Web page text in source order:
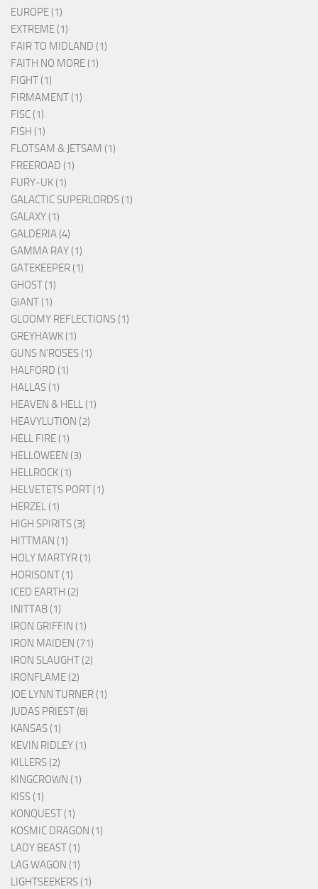
EUROPE (1)
EXTREME (1)
FAIR TO MIDLAND (1)
FAITH NO MORE (1)
FIGHT (1)
FIRMAMENT (1)
FISC (1)
FISH (1)
FLOTSAM & JETSAM (1)
FREEROAD (1)
FURY-UK (1)
GALACTIC SUPERLORDS (1)
GALAXY (1)
GALDERIA (4)
GAMMA RAY (1)
GATEKEEPER (1)
GHOST (1)
GIANT (1)
GLOOMY REFLECTIONS (1)
GREYHAWK (1)
GUNS N'ROSES (1)
HALFORD (1)
HALLAS (1)
HEAVEN & HELL (1)
HEAVYLUTION (2)
HELL FIRE (1)
HELLOWEEN (3)
HELLROCK (1)
HELVETETS PORT (1)
HERZEL (1)
HIGH SPIRITS (3)
HITTMAN (1)
HOLY MARTYR (1)
HORISONT (1)
ICED EARTH (2)
INITTAB (1)
IRON GRIFFIN (1)
IRON MAIDEN (71)
IRON SLAUGHT (2)
IRONFLAME (2)
JOE LYNN TURNER (1)
JUDAS PRIEST (8)
KANSAS (1)
KEVIN RIDLEY (1)
KILLERS (2)
KINGCROWN (1)
KISS (1)
KONQUEST (1)
KOSMIC DRAGON (1)
LADY BEAST (1)
LAG WAGON (1)
LIGHTSEEKERS (1)